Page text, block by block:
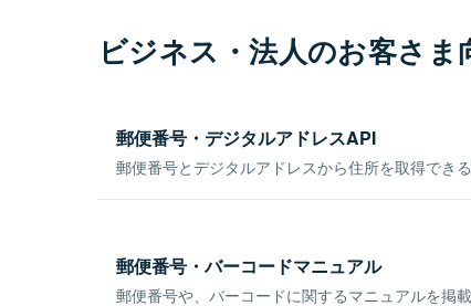
ビジネス・法人のお客さま
郵便番号・デジタルアドレスAPI
郵便番号とデジタルアドレスから住所を取得できる
郵便番号・バーコードマニュアル
郵便番号や、バーコードに関するマニュアルを掲載